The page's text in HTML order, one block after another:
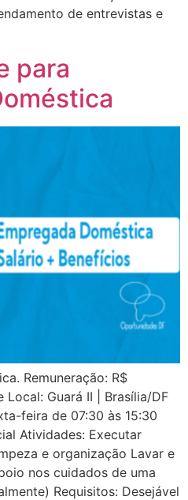
de entrevistas e
para
Remuneração: R$
Guará II | Brasília/DF
feira de 07:30 às 15:30
Atividades: Executar
e organização Lavar e
nos cuidados de uma
Requisitos: Desejável